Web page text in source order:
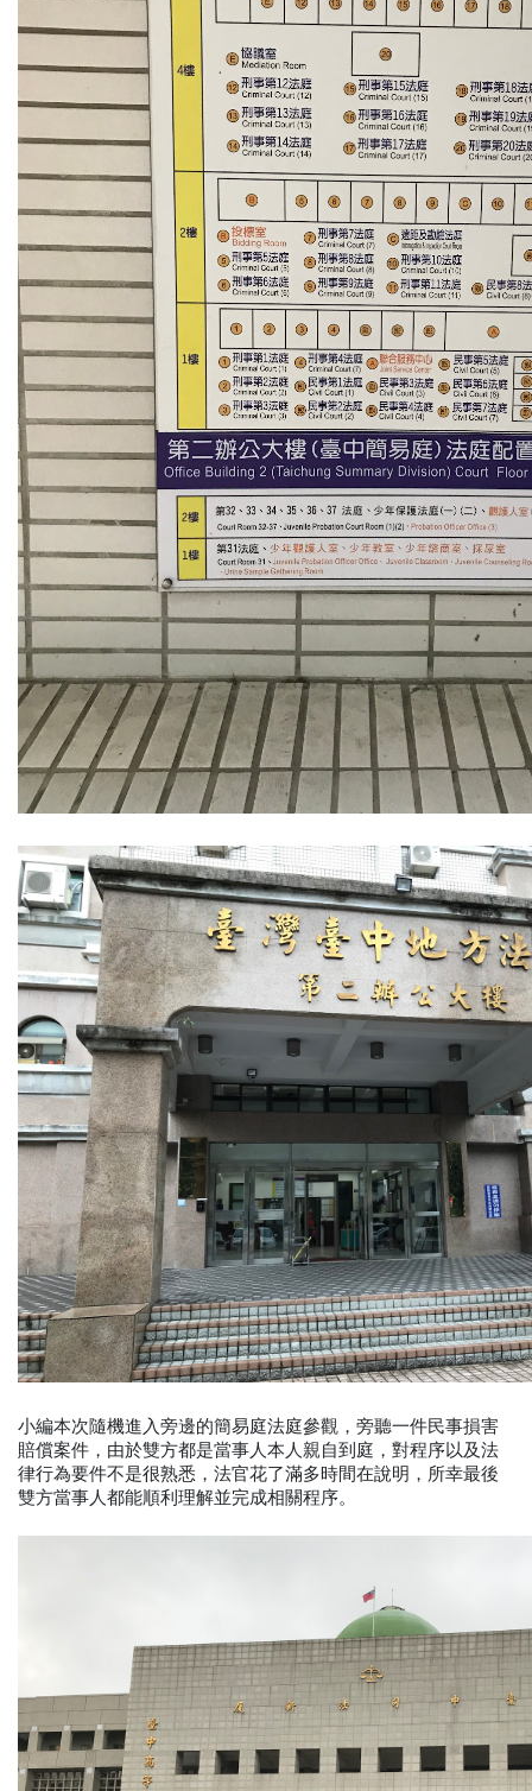
小編本次隨機進入旁邊的簡易庭法庭參觀，旁聽一件民事損害
賠償案件，由於雙方都是當事人本人親自到庭，對程序以及法
律行為要件不是很熟悉，法官花了滿多時間在說明，所幸最後
雙方當事人都能順利理解並完成相關程序。